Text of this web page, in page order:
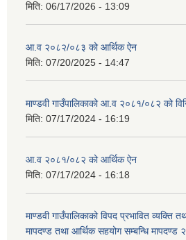
मिति: 06/17/2026 - 13:09
आ.व २०८२/०८३ को आर्थिक ऐन
मिति: 07/20/2025 - 14:47
माण्डवी गाउँपालिकाको आ.व २०८१/०८२ को
मिति: 07/17/2024 - 16:19
आ.व २०८१/०८२ को आर्थिक ऐन
मिति: 07/17/2024 - 16:18
माण्डवी गाउँपालिकाको विपद प्रभावित व्यक्ति
मापदण्ड तथा आर्थिक सहयोग सम्बन्धि